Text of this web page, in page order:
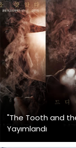
"The Tooth and
Yayımlandı